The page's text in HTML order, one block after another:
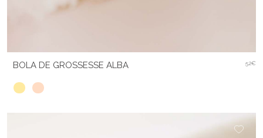
BOLA DE GROSSESSE ALBA 52€